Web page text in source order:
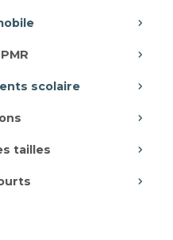
scolaire
tailles
AIRES
de 306,23 €